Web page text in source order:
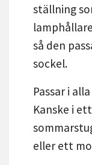
ställning
så den
sockel.
Passar i
Kanske i
eller ett